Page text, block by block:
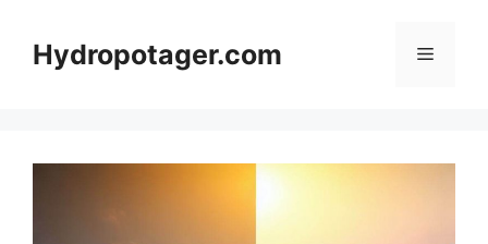
contenuHydropotager.com Menu